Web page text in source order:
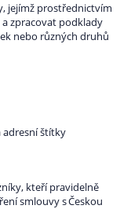
jejímž prostřednictvím
a zpracovat podklady
nebo různých druhů
adresní štítky
kteří pravidelně
smlouvy s Českou